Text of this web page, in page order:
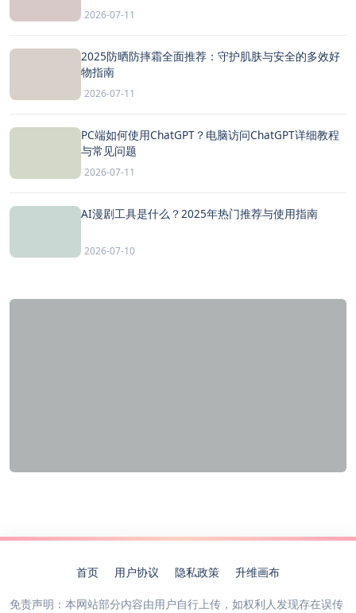
2026-07-11
2025防晒防摔霜全面推荐：守护肌肤与安全的多效好
物指南
2026-07-11
PC端如何使用ChatGPT？电脑访问ChatGPT详细教程
与常见问题
2026-07-11
AI漫剧工具是什么？2025年热门推荐与使用指南
2026-07-10
首页 用户协议 隐私政策 升维画布
免责声明：本网站部分内容由用户自行上传，如权利人发现存在误传